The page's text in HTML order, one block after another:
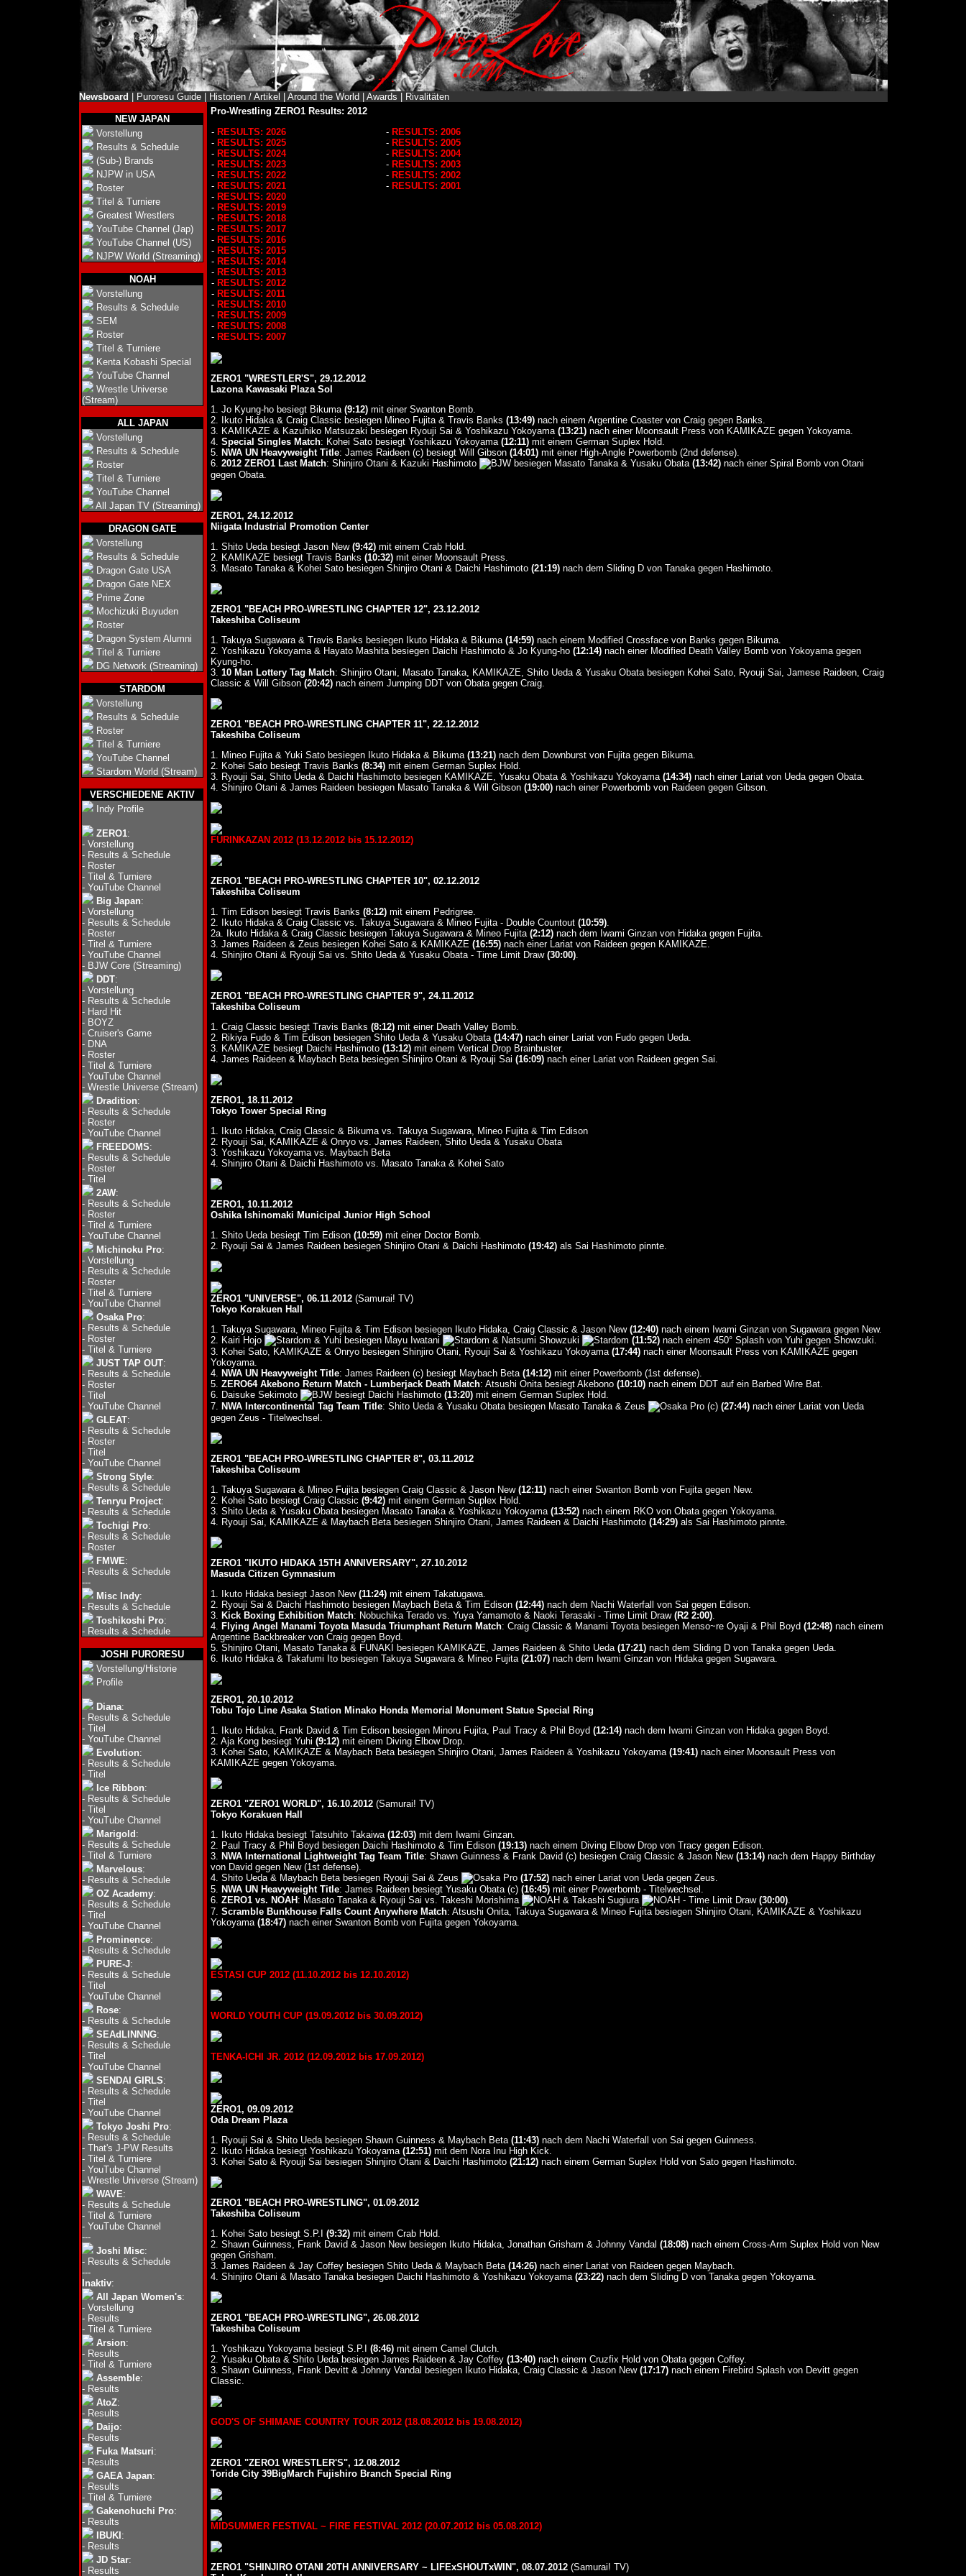
Newsboard Puroresu Guide| Historien / Artikel Around the World Awards Rivalitäten
NEW JAPAN
Vorstellung
Results & Schedule
(Sub-) Brands
NJPW in USA
Roster
Titel & Turniere
Greatest Wrestlers
YouTube Channel (Jap)
YouTube Channel (US)
NJPW World (Streaming)
NOAH
Vorstellung
Results & Schedule
SEM
Roster
Titel & Turniere
Kenta Kobashi Special
YouTube Channel
Wrestle Universe
(Stream)
ALL JAPAN
Vorstellung
Results & Schedule
Roster
Titel & Turniere
YouTube Channel
All Japan TV (Streaming)
DRAGON GATE
Vorstellung
Results & Schedule
Dragon Gate USA
Dragon Gate NEX
Prime Zone
Mochizuki Buyuden
Roster
Dragon System Alumni
Titel & Turniere
DG Network (Streaming)
STARDOM
Vorstellung
Results & Schedule
Roster
Titel & Turniere
YouTube Channel
Stardom World (Stream)
VERSCHIEDENE AKTIV
Indy Profile
ZERO1:
- Vorstellung
- Results & Schedule
- Roster
- Titel & Turniere
- YouTube Channel
Big Japan:
- Vorstellung
- Results & Schedule
- Roster
- Titel & Turniere
- YouTube Channel
- BJW Core (Streaming)
DDT:
- Vorstellung
- Results & Schedule
- Hard Hit
- BOYZ
- Cruiser's Game
- DNA
- Roster
- Titel & Turniere
- YouTube Channel
- Wrestle Universe (Stream)
Dradition:
- Results & Schedule
- Roster
- YouTube Channel
FREEDOMS:
- Results & Schedule
- Roster
- Titel
2AW:
- Results & Schedule
- Roster
- Titel & Turniere
- YouTube Channel
Michinoku Pro:
- Vorstellung
- Results & Schedule
- Roster
- Titel & Turniere
- YouTube Channel
Osaka Pro:
- Results & Schedule
- Roster
- Titel & Turniere
JUST TAP OUT:
- Results & Schedule
- Roster
- Titel
- YouTube Channel
GLEAT:
- Results & Schedule
- Roster
- Titel
- YouTube Channel
Strong Style:
- Results & Schedule
Tenryu Project:
- Results & Schedule
Tochigi Pro:
- Results & Schedule
- Roster
FMWE:
- Results & Schedule
---
Misc Indy:
- Results & Schedule
Toshikoshi Pro:
- Results & Schedule
JOSHI PURORESU
Vorstellung/Historie
Profile
Diana:
- Results & Schedule
- Titel
- YouTube Channel
Evolution:
- Results & Schedule
- Titel
Ice Ribbon:
- Results & Schedule
- Titel
- YouTube Channel
Marigold :
- Results & Schedule
- Titel & Turniere
Marvelous:
- Results & Schedule
OZ Academy:
- Results & Schedule
- Titel
- YouTube Channel
Prominence:
- Results & Schedule
PURE-J:
- Results & Schedule
- Titel
- YouTube Channel
Rose:
- Results & Schedule
SEAdLINNNG:
- Results & Schedule
- Titel
- YouTube Channel
SENDAI GIRLS:
- Results & Schedule
- Titel
- YouTube Channel
Tokyo Joshi Pro:
- Results & Schedule
- That's J-PW Results
- Titel & Turniere
- YouTube Channel
- Wrestle Universe (Stream)
WAVE:
- Results & Schedule
- Titel & Turniere
- YouTube Channel
---
Joshi Misc:
- Results & Schedule
---
Inaktiv:
All Japan Women's:
- Vorstellung
- Results
- Titel & Turniere
Arsion:
- Results
- Titel & Turniere
Assemble:
- Results
AtoZ:
- Results
Daijo:
- Results
Fuka Matsuri:
- Results
GAEA Japan:
- Results
- Titel & Turniere
Gakenohuchi Pro:
- Results
IBUKI :
- Results
JD Star:
- Results
Pro-Wrestling ZERO1 Results: 2012
- RESULTS: 2026
- RESULTS: 2025
- RESULTS: 2024
- RESULTS: 2023
- RESULTS: 2022
- RESULTS: 2021
- RESULTS: 2020
- RESULTS: 2019
- RESULTS: 2018
- RESULTS: 2017
- RESULTS: 2016
- RESULTS: 2015
- RESULTS: 2014
- RESULTS: 2013
- RESULTS: 2012
- RESULTS: 2011
- RESULTS: 2010
- RESULTS: 2009
- RESULTS: 2008
- RESULTS: 2007
- RESULTS: 2006
- RESULTS: 2005
- RESULTS: 2004
- RESULTS: 2003
- RESULTS: 2002
- RESULTS: 2001
ZERO1 "WRESTLER'S", 29.12.2012
Lazona Kawasaki Plaza Sol
1. Jo Kyung-ho besiegt Bikuma (9:12)mit einer Swanton Bomb.
2. Ikuto Hidaka & Craig Classic besiegen Mineo Fujita & Travis Banks (13:49)nach einem Argentine Coaster von Craig gegen Banks.
3. KAMIKAZE & Kazuhiko Matsuzaki besiegen Ryouji Sai & Yoshikazu Yokoyama (13:21)nach einer Moonsault Press von KAMIKAZE gegen Yokoyama.
4. Special Singles Match: Kohei Sato besiegt Yoshikazu Yokoyama (12:11)mit einem German Suplex Hold.
5. NWA UN Heavyweight Title: James Raideen (c) besiegt Will Gibson (14:01)mit einer High-Angle Powerbomb (2nd defense).
6. 2012 ZERO1 Last Match: Shinjiro Otani & Kazuki Hashimoto besiegen Masato Tanaka & Yusaku Obata (13:42)nach einer Spiral Bomb von Otani
gegen Obata.
ZERO1, 24.12.2012
Niigata Industrial Promotion Center
1. Shito Ueda besiegt Jason New (9:42)mit einem Crab Hold.
2. KAMIKAZE besiegt Travis Banks (10:32)mit einer Moonsault Press.
3. Masato Tanaka & Kohei Sato besiegen Shinjiro Otani & Daichi Hashimoto (21:19)nach dem Sliding D von Tanaka gegen Hashimoto.
ZERO1 "BEACH PRO-WRESTLING CHAPTER 12", 23.12.2012
Takeshiba Coliseum
1. Takuya Sugawara & Travis Banks besiegen Ikuto Hidaka & Bikuma (14:59)nach einem Modified Crossface von Banks gegen Bikuma.
2. Yoshikazu Yokoyama & Hayato Mashita besiegen Daichi Hashimoto & Jo Kyung-ho (12:14)nach einer Modified Death Valley Bomb von Yokoyama gegen
Kyung-ho.
3. 10 Man Lottery Tag Match: Shinjiro Otani, Masato Tanaka, KAMIKAZE, Shito Ueda & Yusaku Obata besiegen Kohei Sato, Ryouji Sai, Jamese Raideen, Craig
Classic & Will Gibson (20:42)nach einem Jumping DDT von Obata gegen Craig.
ZERO1 "BEACH PRO-WRESTLING CHAPTER 11", 22.12.2012
Takeshiba Coliseum
1. Mineo Fujita & Yuki Sato besiegen Ikuto Hidaka & Bikuma (13:21)nach dem Downburst von Fujita gegen Bikuma.
2. Kohei Sato besiegt Travis Banks (8:34)mit einem German Suplex Hold.
3. Ryouji Sai, Shito Ueda & Daichi Hashimoto besiegen KAMIKAZE, Yusaku Obata & Yoshikazu Yokoyama (14:34)nach einer Lariat von Ueda gegen Obata.
4. Shinjiro Otani & James Raideen besiegen Masato Tanaka & Will Gibson (19:00)nach einer Powerbomb von Raideen gegen Gibson.
FURINKAZAN 2012 (13.12.2012 bis 15.12.2012)
ZERO1 "BEACH PRO-WRESTLING CHAPTER 10", 02.12.2012
Takeshiba Coliseum
1. Tim Edison besiegt Travis Banks (8:12)mit einem Pedrigree.
2. Ikuto Hidaka & Craig Classic vs. Takuya Sugawara & Mineo Fujita - Double Countout (10:59).
2a. Ikuto Hidaka & Craig Classic besiegen Takuya Sugawara & Mineo Fujita (2:12)nach dem Iwami Ginzan von Hidaka gegen Fujita.
3. James Raideen & Zeus besiegen Kohei Sato & KAMIKAZE (16:55)nach einer Lariat von Raideen gegen KAMIKAZE.
4. Shinjiro Otani & Ryouji Sai vs. Shito Ueda & Yusaku Obata - Time Limit Draw (30:00).
ZERO1 "BEACH PRO-WRESTLING CHAPTER 9", 24.11.2012
Takeshiba Coliseum
1. Craig Classic besiegt Travis Banks (8:12)mit einer Death Valley Bomb.
2. Rikiya Fudo & Tim Edison besiegen Shito Ueda & Yusaku Obata (14:47)nach einer Lariat von Fudo gegen Ueda.
3. KAMIKAZE besiegt Daichi Hashimoto (13:12)mit einem Vertical Drop Brainbuster.
4. James Raideen & Maybach Beta besiegen Shinjiro Otani & Ryouji Sai (16:09)nach einer Lariat von Raideen gegen Sai.
ZERO1, 18.11.2012
Tokyo Tower Special Ring
1. Ikuto Hidaka, Craig Classic & Bikuma vs. Takuya Sugawara, Mineo Fujita & Tim Edison
2. Ryouji Sai, KAMIKAZE & Onryo vs. James Raideen, Shito Ueda & Yusaku Obata
3. Yoshikazu Yokoyama vs. Maybach Beta
4. Shinjiro Otani & Daichi Hashimoto vs. Masato Tanaka & Kohei Sato
ZERO1, 10.11.2012
Oshika Ishinomaki Municipal Junior High School
1. Shito Ueda besiegt Tim Edison (10:59)mit einer Doctor Bomb.
2. Ryouji Sai & James Raideen besiegen Shinjiro Otani & Daichi Hashimoto (19:42)als Sai Hashimoto pinnte.
ZERO1 "UNIVERSE", 06.11.2012(Samurai! TV)
Tokyo Korakuen Hall
1. Takuya Sugawara, Mineo Fujita & Tim Edison besiegen Ikuto Hidaka, Craig Classic & Jason New (12:40)nach einem Iwami Ginzan von Sugawara gegen New.
2. Kairi Hojo
& Yuhi besiegen Mayu Iwatani & Natsumi Showzuki (11:52)nach einem 450° Splash von Yuhi gegen Showzuki.
3. Kohei Sato, KAMIKAZE & Onryo besiegen Shinjiro Otani, Ryouji Sai & Yoshikazu Yokoyama (17:44)nach einer Moonsault Press von KAMIKAZE gegen
Yokoyama.
4. NWA UN Heavyweight Title: James Raideen (c) besiegt Maybach Beta (14:12)mit einer Powerbomb (1st defense).
5. ZERO64 Akebono Return Match - Lumberjack Death Match: Atsushi Onita besiegt Akebono (10:10)nach einem DDT auf ein Barbed Wire Bat.
6. Daisuke Sekimoto
besiegt Daichi Hashimoto (13:20)mit einem German Suplex Hold.
7. NWA Intercontinental Tag Team Title: Shito Ueda & Yusaku Obata besiegen Masato Tanaka & Zeus (c) (27:44)nach einer Lariat von Ueda
gegen Zeus - Titelwechsel.
ZERO1 "BEACH PRO-WRESTLING CHAPTER 8", 03.11.2012
Takeshiba Coliseum
1. Takuya Sugawara & Mineo Fujita besiegen Craig Classic & Jason New (12:11)nach einer Swanton Bomb von Fujita gegen New.
2. Kohei Sato besiegt Craig Classic (9:42)mit einem German Suplex Hold.
3. Shito Ueda & Yusaku Obata besiegen Masato Tanaka & Yoshikazu Yokoyama (13:52)nach einem RKO von Obata gegen Yokoyama.
4. Ryouji Sai, KAMIKAZE & Maybach Beta besiegen Shinjiro Otani, James Raideen & Daichi Hashimoto (14:29)als Sai Hashimoto pinnte.
ZERO1 "IKUTO HIDAKA 15TH ANNIVERSARY", 27.10.2012
Masuda Citizen Gymnasium
1. Ikuto Hidaka besiegt Jason New (11:24)mit einem Takatugawa.
2. Ryouji Sai & Daichi Hashimoto besiegen Maybach Beta & Tim Edison (12:44)nach dem Nachi Waterfall von Sai gegen Edison.
3. Kick Boxing Exhibition Match: Nobuchika Terado vs. Yuya Yamamoto & Naoki Terasaki - Time Limit Draw (R2 2:00).
4. Flying Angel Manami Toyota Masuda Triumphant Return Match: Craig Classic & Manami Toyota besiegen Menso~re Oyaji & Phil Boyd (12:48)nach einem
Argentine Backbreaker von Craig gegen Boyd.
5. Shinjiro Otani, Masato Tanaka & FUNAKI besiegen KAMIKAZE, James Raideen & Shito Ueda (17:21)nach dem Sliding D von Tanaka gegen Ueda.
6. Ikuto Hidaka & Takafumi Ito besiegen Takuya Sugawara & Mineo Fujita (21:07)nach dem Iwami Ginzan von Hidaka gegen Sugawara.
ZERO1, 20.10.2012
Tobu Tojo Line Asaka Station Minako Honda Memorial Monument Statue Special Ring
1. Ikuto Hidaka, Frank David & Tim Edison besiegen Minoru Fujita, Paul Tracy & Phil Boyd (12:14)nach dem Iwami Ginzan von Hidaka gegen Boyd.
2. Aja Kong besiegt Yuhi (9:12)mit einem Diving Elbow Drop.
3. Kohei Sato, KAMIKAZE & Maybach Beta besiegen Shinjiro Otani, James Raideen & Yoshikazu Yokoyama (19:41)nach einer Moonsault Press von
KAMIKAZE gegen Yokoyama.
ZERO1 "ZERO1 WORLD", 16.10.2012(Samurai! TV)
Tokyo Korakuen Hall
1. Ikuto Hidaka besiegt Tatsuhito Takaiwa (12:03)mit dem Iwami Ginzan.
2. Paul Tracy & Phil Boyd besiegen Daichi Hashimoto & Tim Edison (19:13)nach einem Diving Elbow Drop von Tracy gegen Edison.
3. NWA International Lightweight Tag Team Title: Shawn Guinness & Frank David (c) besiegen Craig Classic & Jason New (13:14)nach dem Happy Birthday
von David gegen New (1st defense).
4. Shito Ueda & Maybach Beta besiegen Ryouji Sai & Zeus
(17:52)nach einer Lariat von Ueda gegen Zeus.
5. NWA UN Heavyweight Title: James Raideen besiegt Yusaku Obata (c) (16:45)mit einer Powerbomb - Titelwechsel.
6. ZERO1 vs. NOAH : Masato Tanaka & Ryouji Sai vs. Takeshi Morishima & Takashi Sugiura - Time Limit Draw (30:00).
7. Scramble Bunkhouse Falls Count Anywhere Match: Atsushi Onita, Takuya Sugawara & Mineo Fujita besiegen Shinjiro Otani, KAMIKAZE & Yoshikazu
Yokoyama (18:47)nach einer Swanton Bomb von Fujita gegen Yokoyama.
ESTASI CUP 2012 (11.10.2012 bis 12.10.2012)
WORLD YOUTH CUP (19.09.2012 bis 30.09.2012)
TENKA-ICHI JR. 2012 (12.09.2012 bis 17.09.2012)
ZERO1, 09.09.2012
Oda Dream Plaza
1. Ryouji Sai & Shito Ueda besiegen Shawn Guinness & Maybach Beta (11:43)nach dem Nachi Waterfall von Sai gegen Guinness.
2. Ikuto Hidaka besiegt Yoshikazu Yokoyama (12:51)mit dem Nora Inu High Kick.
3. Kohei Sato & Ryouji Sai besiegen Shinjiro Otani & Daichi Hashimoto (21:12)nach einem German Suplex Hold von Sato gegen Hashimoto.
ZERO1 "BEACH PRO-WRESTLING", 01.09.2012
Takeshiba Coliseum
1. Kohei Sato besiegt S.P.I (9:32)mit einem Crab Hold.
2. Shawn Guinness, Frank David & Jason New besiegen Ikuto Hidaka, Jonathan Grisham & Johnny Vandal (18:08)nach einem Cross-Arm Suplex Hold von New
gegen Grisham.
3. James Raideen & Jay Coffey besiegen Shito Ueda & Maybach Beta (14:26)nach einer Lariat von Raideen gegen Maybach.
4. Shinjiro Otani & Masato Tanaka besiegen Daichi Hashimoto & Yoshikazu Yokoyama (23:22)nach dem Sliding D von Tanaka gegen Yokoyama.
ZERO1 "BEACH PRO-WRESTLING", 26.08.2012
Takeshiba Coliseum
1. Yoshikazu Yokoyama besiegt S.P.I (8:46)mit einem Camel Clutch.
2. Yusaku Obata & Shito Ueda besiegen James Raideen & Jay Coffey (13:40)nach einem Cruzfix Hold von Obata gegen Coffey.
3. Shawn Guinness, Frank Devitt & Johnny Vandal besiegen Ikuto Hidaka, Craig Classic & Jason New (17:17)nach einem Firebird Splash von Devitt gegen
Classic.
GOD'S OF SHIMANE COUNTRY TOUR 2012 (18.08.2012 bis 19.08.2012)
ZERO1 "ZERO1 WRESTLER'S", 12.08.2012
Toride City 39BigMarch Fujishiro Branch Special Ring
MIDSUMMER FESTIVAL ~ FIRE FESTIVAL 2012 (20.07.2012 bis 05.08.2012)
ZERO1 "SHINJIRO OTANI 20TH ANNIVERSARY ~ LIFExSHOUTxWIN", 08.07.2012(Samurai! TV)